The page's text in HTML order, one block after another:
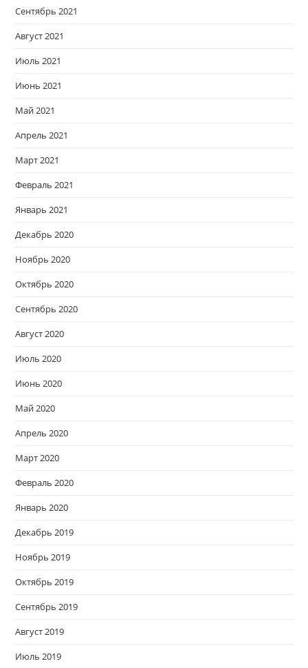
Сентябрь 2021
Август 2021
Июль 2021
Июнь 2021
Май 2021
Апрель 2021
Март 2021
Февраль 2021
Январь 2021
Декабрь 2020
Ноябрь 2020
Октябрь 2020
Сентябрь 2020
Август 2020
Июль 2020
Июнь 2020
Май 2020
Апрель 2020
Март 2020
Февраль 2020
Январь 2020
Декабрь 2019
Ноябрь 2019
Октябрь 2019
Сентябрь 2019
Август 2019
Июль 2019